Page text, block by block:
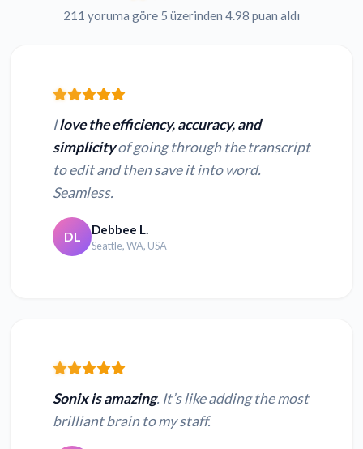
211 yoruma göre 5 üzerinden 4.98 puan aldı
Ilove the efficiency, accuracy, and
simplicityof going through the transcript
to edit and then save it into word.
Seamless.
DL Debbee L.
Seattle, WA, USA
Sonix is amazing. It’s like adding the most
brilliant brain to my staff.